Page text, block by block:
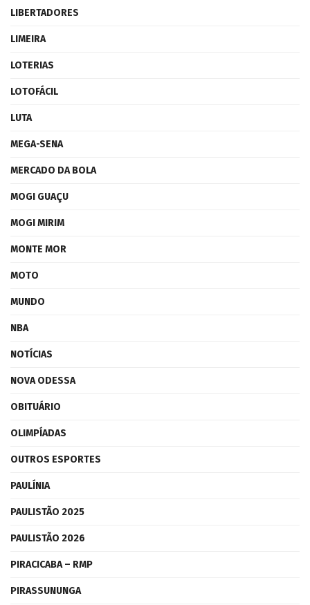
LIBERTADORES
LIMEIRA
LOTERIAS
LOTOFÁCIL
LUTA
MEGA-SENA
MERCADO DA BOLA
MOGI GUAÇU
MOGI MIRIM
MONTE MOR
MOTO
MUNDO
NBA
NOTÍCIAS
NOVA ODESSA
OBITUÁRIO
OLIMPÍADAS
OUTROS ESPORTES
PAULÍNIA
PAULISTÃO 2025
PAULISTÃO 2026
PIRACICABA – RMP
PIRASSUNUNGA